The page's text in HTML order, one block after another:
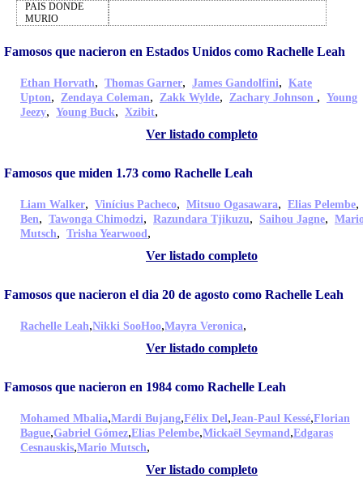
PAIS DONDE
MURIO
Famosos que nacieron en Estados Unidos como Rachelle Leah
Ethan Horvath, Thomas Garner, James Gandolfini, Kate
Upton, Zendaya Coleman, Zakk Wylde, Zachary Johnson , Young
Jeezy, Young Buck, Xzibit,
Ver listado completo
Famosos que miden 1.73 como Rachelle Leah
Liam Walker, Vinícius Pacheco, Mitsuo Ogasawara, Elias Pelembe
Ben, Tawonga Chimodzi, Razundara Tjikuzu, Saihou Jagne,
Mutsch, Trisha Yearwood,
Ver listado completo
Famosos que nacieron el dia 20 de agosto como Rachelle Leah
Rachelle Leah,Nikki SooHoo,Mayra Veronica,
Ver listado completo
Famosos que nacieron en 1984 como Rachelle Leah
Mohamed Mbalia,Mardi Bujang,Félix Del,Jean-Paul Kessé,Florian
Bague,Gabriel Gómez,Elias Pelembe,Mickaël Seymand,Edgaras
Cesnauskis,Mario Mutsch,
Ver listado completo